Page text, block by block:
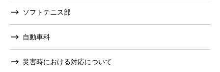
ソフトテニス部
自動車科
災害時における対応について